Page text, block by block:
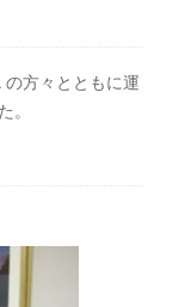
方々とともに運
。